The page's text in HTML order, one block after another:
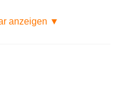
anzeigen ▼